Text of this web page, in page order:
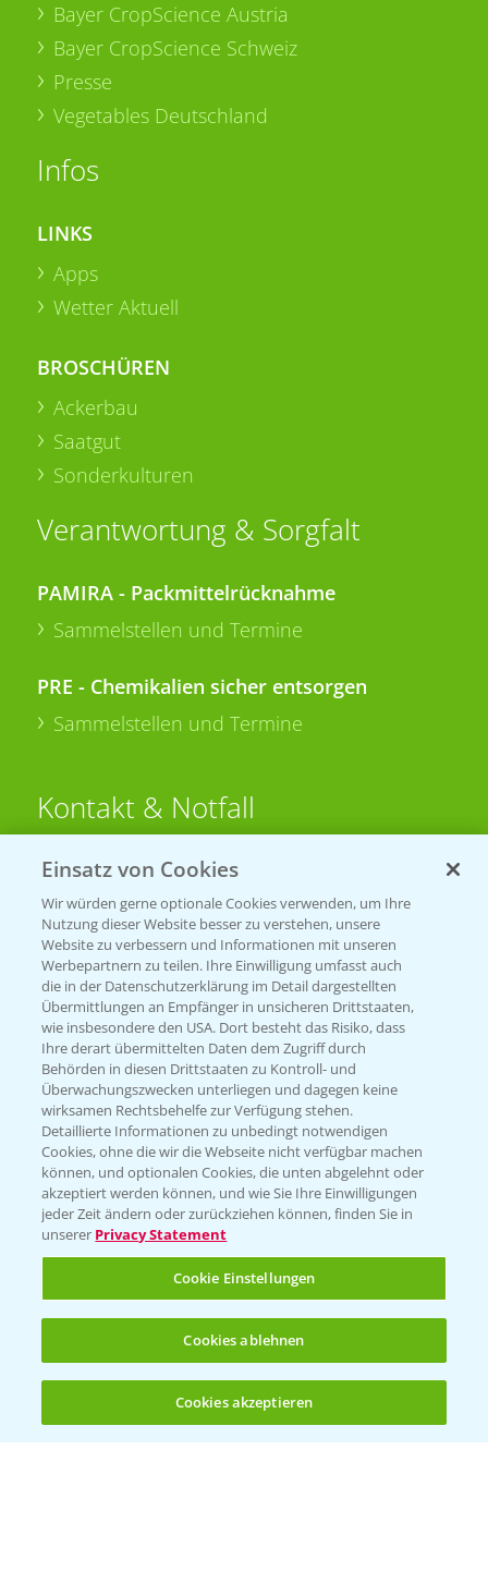
(noch 4)
Bayer CropScience Austria
Bayer CropScience Schweiz
Presse
Vegetables Deutschland
Infos
LINKS
Apps
Wetter Aktuell
BROSCHÜREN
Ackerbau
Saatgut
Sonderkulturen
Verantwortung & Sorgfalt
PAMIRA - Packmittelrücknahme
Sammelstellen und Termine
PRE - Chemikalien sicher entsorgen
Sammelstellen und Termine
Kontakt & Notfall
Beratung auf WhatsApp
T.+49 (0)174 346 564 1
KONTAKT
Hilfe in Notfällen
T.+49 (0)214/30-20220
Folgen Sie uns
Allgemeine Nutzungsbedingungen
Datenschutzerklärung
Impressum
Gebrauchshinweise
Einsatz von Cookies
Wir würden gerne optionale Cookies verwenden, um Ihre
Nutzung dieser Website besser zu verstehen, unsere
Website zu verbessern und Informationen mit unseren
Werbepartnern zu teilen. Ihre Einwilligung umfasst auch
die in der Datenschutzerklärung im Detail dargestellten
Übermittlungen an Empfänger in unsicheren Drittstaaten,
wie insbesondere den USA. Dort besteht das Risiko, dass
Ihre derart übermittelten Daten dem Zugriff durch
Behörden in diesen Drittstaaten zu Kontroll- und
Überwachungszwecken unterliegen und dagegen keine
wirksamen Rechtsbehelfe zur Verfügung stehen.
Detaillierte Informationen zu unbedingt notwendigen
Cookies, ohne die wir die Webseite nicht verfügbar machen
können, und optionalen Cookies, die unten abgelehnt oder
akzeptiert werden können, und wie Sie Ihre Einwilligungen
jeder Zeit ändern oder zurückziehen können, finden Sie in
unserer Privacy Statement
Cookie Einstellungen
Cookies ablehnen
Cookies akzeptieren